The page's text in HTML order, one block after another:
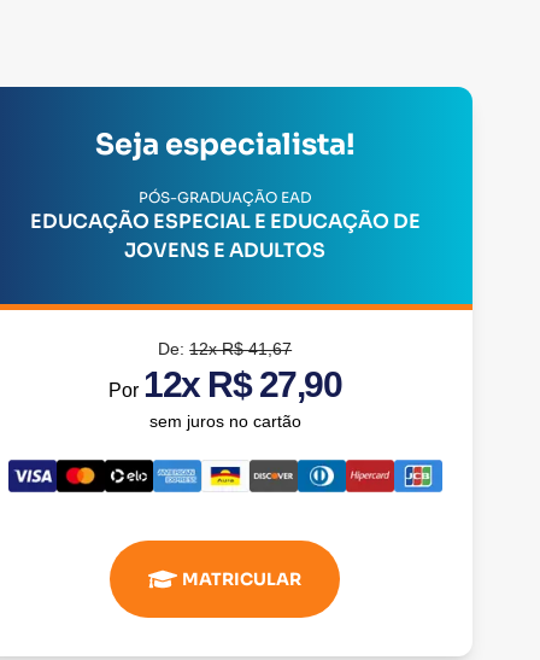
Seja especialista!
PÓS-GRADUAÇÃO EAD
EDUCAÇÃO ESPECIAL E EDUCAÇÃO DE
JOVENS E ADULTOS
De:12x R$ 41,67
Por 12x R$ 27,90
sem juros no cartão
MATRICULAR